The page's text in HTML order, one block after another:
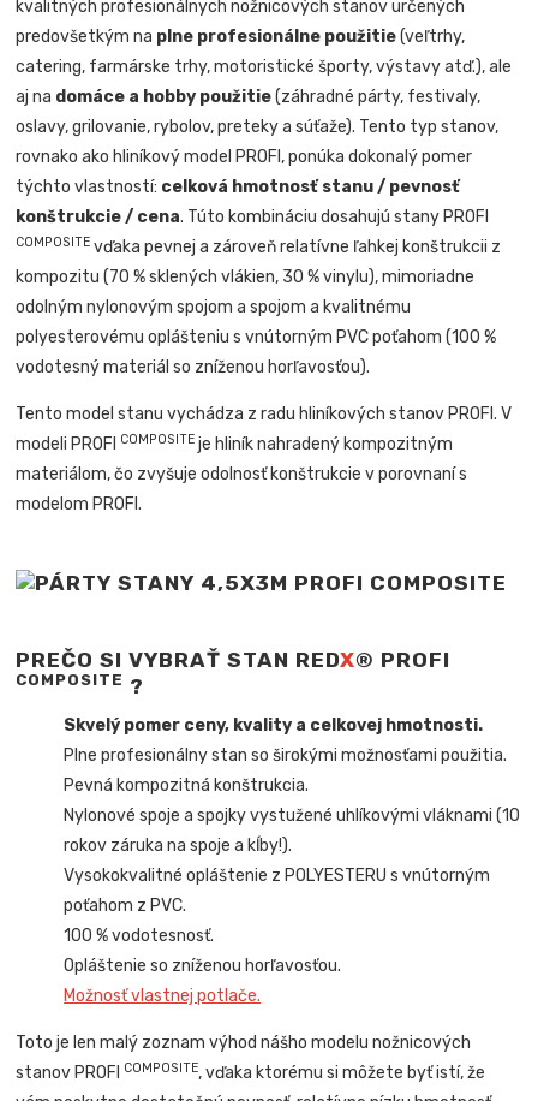
kvalitných profesionálnych nožnicových stanov určených
predovšetkým na plne profesionálne použitie(veľtrhy,
catering, farmárske trhy, motoristické športy, výstavy atď.), ale
aj na domáce a hobby použitie(záhradné párty, festivaly,
oslavy, grilovanie, rybolov, preteky a súťaže). Tento typ stanov,
rovnako ako hliníkový model PROFI, ponúka dokonalý pomer
týchto vlastností: celková hmotnosť stanu / pevnosť
konštrukcie / cena. Túto kombináciu dosahujú stany PROFI
COMPOSITE vďaka pevnej a zároveň relatívne ľahkej konštrukcii z
kompozitu (70 % sklených vlákien, 30 % vinylu), mimoriadne
odolným nylonovým spojom a spojom a kvalitnému
polyesterovému oplášteniu s vnútorným PVC poťahom (100 %
vodotesný materiál so zníženou horľavosťou).
Tento model stanu vychádza z radu hliníkových stanov PROFI. V
modeli PROFI
COMPOSITE je hliník nahradený kompozitným
materiálom, čo zvyšuje odolnosť konštrukcie v porovnaní s
modelom PROFI.
PREČO SI VYBRAŤ STAN REDX® PROFI
COMPOSITE ?
Skvelý pomer ceny, kvality a celkovej hmotnosti.
Plne profesionálny stan so širokými možnosťami použitia.
Pevná kompozitná konštrukcia.
Nylonové spoje a spojky vystužené uhlíkovými vláknami (10
rokov záruka na spoje a kĺby!).
Vysokokvalitné opláštenie z POLYESTERU s vnútorným
poťahom z PVC.
100 % vodotesnosť.
Opláštenie so zníženou horľavosťou.
Možnosť vlastnej potlače.
Toto je len malý zoznam výhod nášho modelu nožnicových
stanov PROFI
COMPOSITE, vďaka ktorému si môžete byť istí, že